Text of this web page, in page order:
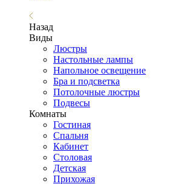
Назад
Виды
Люстры
Настольные лампы
Напольное освещение
Бра и подсветка
Потолочные люстры
Подвесы
Комнаты
Гостиная
Спальня
Кабинет
Столовая
Детская
Прихожая